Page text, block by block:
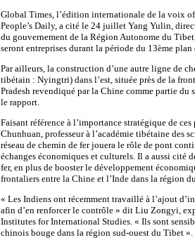
Global Times, l’édition internationale de la voix
People’s Daily, a cité le 24 juillet Yang Yulin,
du gouvernement de la Région Autonome du
seront entreprises durant la période du 13ème
Par ailleurs, la construction d’une autre ligne de
tibétain : Nyingtri) dans l’est, située près de la
Pradesh revendiqué par la Chine comme partie du
le rapport.
Faisant référence à l’importance stratégique de
Chunhuan, professeur à l’académie tibétaine des
réseau de chemin de fer jouera le rôle de pont
échanges économiques et culturels. Il a aussi cité
fer, en plus de booster le développement
frontaliers entre la Chine et l’Inde dans la région
« Les Indiens ont récemment travaillé à l’ajout
afin d’en renforcer le contrôle » dit Liu Zongyi,
Institutes for International Studies. « Ils sont
chinois bouge dans la région sud-ouest du Tibet ».